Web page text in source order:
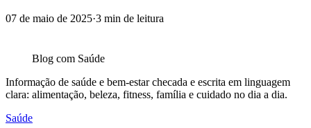
07 de maio de 2025·3 min de leitura
Blog com Saúde
Informação de saúde e bem-estar checada e escrita em linguagem
clara: alimentação, beleza, fitness, família e cuidado no dia a dia.
Saúde